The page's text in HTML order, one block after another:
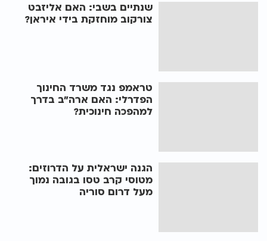
שנתיים בשבי: האם אליזבט
צורקוב מוחזקת בידי איראן?
טראמפ נגד משרד החינוך
הפדרלי: האם ארה"ב בדרך
למהפכה חינוכית?
הגנה ישראלית על הדרוזים:
מטוסי קרב טסו בגובה נמוך
מעל דרום סוריה